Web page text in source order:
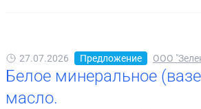
27.07.2026 Предложение ООО
Белое минеральное
масло.